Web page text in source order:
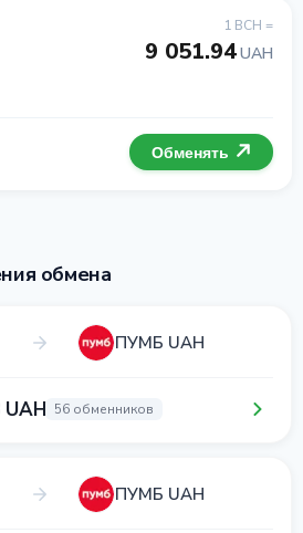
1 BCH =
9 051.94UAH
Обменять
обмена
ПУМБ UAH
UAH 56 обменников
ПУМБ UAH